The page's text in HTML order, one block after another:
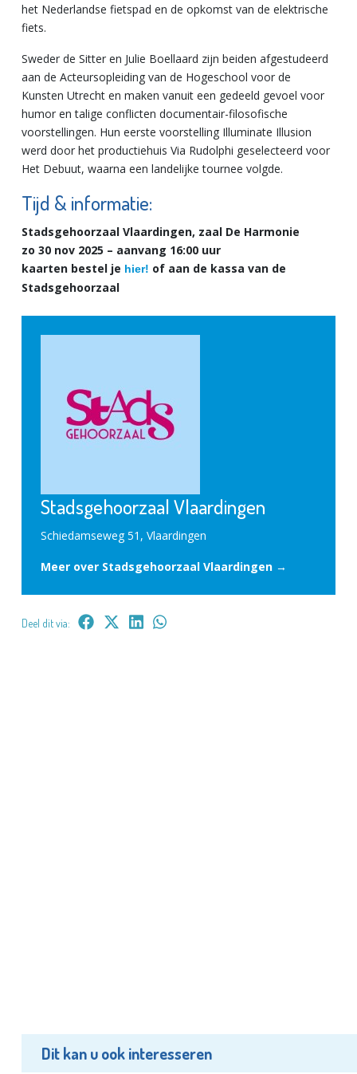
het Nederlandse fietspad en de opkomst van de elektrische
fiets.
Sweder de Sitter en Julie Boellaard zijn beiden afgestudeerd
aan de Acteursopleiding van de Hogeschool voor de
Kunsten Utrecht en maken vanuit een gedeeld gevoel voor
humor en talige conflicten documentair-filosofische
voorstellingen. Hun eerste voorstelling Illuminate Illusion
werd door het productiehuis Via Rudolphi geselecteerd voor
Het Debuut, waarna een landelijke tournee volgde.
Tijd & informatie:
Stadsgehoorzaal Vlaardingen, zaal De Harmonie
zo 30 nov 2025 – aanvang 16:00 uur
kaarten bestel je hier! of aan de kassa van de
Stadsgehoorzaal
Stadsgehoorzaal Vlaardingen
Schiedamseweg 51, Vlaardingen
Meer over Stadsgehoorzaal Vlaardingen →
Deel dit via:
Dit kan u ook interesseren